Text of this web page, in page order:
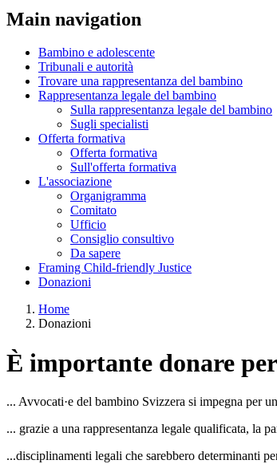
Main navigation
Bambino e adolescente
Tribunali e autorità
Trovare una rappresentanza del bambino
Rappresentanza legale del bambino
Sulla rappresentanza legale del bambino
Sugli specialisti
Offerta formativa
Offerta formativa
Sull'offerta formativa
L'associazione
Organigramma
Comitato
Ufficio
Consiglio consultivo
Da sapere
Framing Child-friendly Justice
Donazioni
Home
Donazioni
È importante donare
... Avvocati·e del bambino Svizzera si impegna per
... grazie a una rappresentanza legale qualificata, la
...disciplinamenti legali che sarebbero determinanti